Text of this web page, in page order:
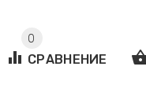
equalizer СРАВНЕНИЕ
0